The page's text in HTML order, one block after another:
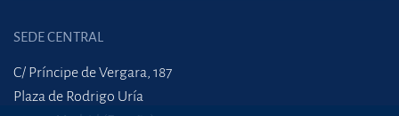
SEDE CENTRAL
C/ Príncipe de Vergara, 187
Plaza de Rodrigo Uría